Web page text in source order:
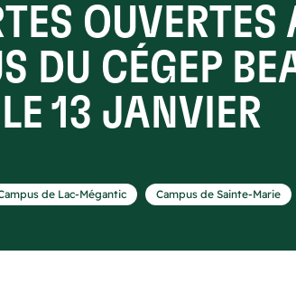
OUVERTES
DU CÉGEP
13 JANVIER
de Lac-Mégantic , Campus de Sainte-Marie